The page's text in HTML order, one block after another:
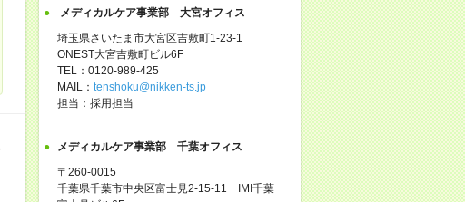
メディカルケア事業部 大宮オフィス
埼玉県さいたま市大宮区吉敷町1-23-1
ONEST大宮吉敷町ビル6F
TEL：0120-989-425
MAIL： tenshoku@nikken-ts.jp
担当：採用担当
メディカルケア事業部 千葉オフィス
〒260-0015
千葉県千葉市中央区富士見2-15-11 IMI千葉